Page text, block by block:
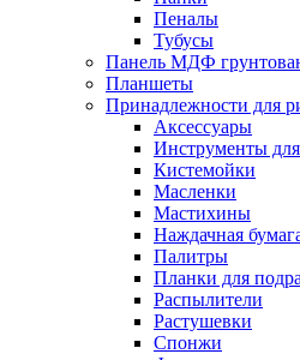
Пеналы
Тубусы
Панель МДФ
Планшеты
Принадлежности для
Аксессуары
Инструменты
Кистемойки
Масленки
Мастихины
Наждачная
Палитры
Планки для
Распылители
Растушевки
Спонжи